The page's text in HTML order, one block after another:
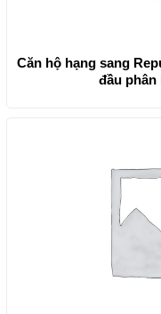
Căn hộ hạng sang
đầu phân